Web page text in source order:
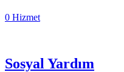
0 Hizmet
Sosyal Yardım